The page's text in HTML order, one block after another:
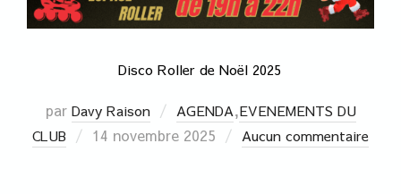
Disco Roller de Noël 2025
par Davy Raison AGENDA,EVENEMENTS DU
CLUB
14 novembre 2025 Aucun commentaire